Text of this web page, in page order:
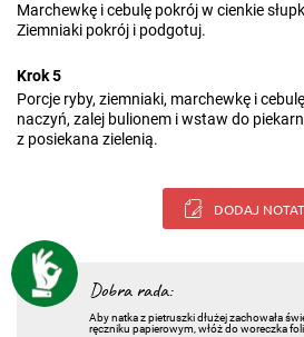
Marchewkę i cebulę pokrój w cienkie
Ziemniaki pokrój i podgotuj.
Krok 5
Porcje ryby, ziemniaki, marchewkę i
naczyń, zalej bulionem i wstaw do
z posiekana zielenią.
DODAJ
Dobra rada:
Aby natka z pietruszki dłużej zachowała
ręczniku papierowym, włóż do woreczka